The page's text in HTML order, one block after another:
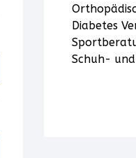
Diabetes
Schuh-